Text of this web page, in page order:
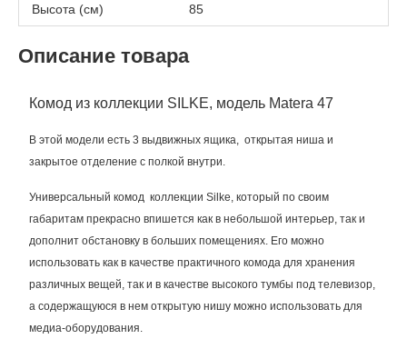
Высота (см) 85
Описание товара
Комод из коллекции SILKE, модель Matera 47
В этой модели есть 3 выдвижных ящика, открытая ниша и
закрытое отделение с полкой внутри.
Универсальный комод коллекции Silke, который по своим
габаритам прекрасно впишется как в небольшой интерьер, так и
дополнит обстановку в больших помещениях. Его можно
использовать как в качестве практичного комода для хранения
различных вещей, так и в качестве высокого тумбы под телевизор,
а содержащуюся в нем открытую нишу можно использовать для
медиа-оборудования.